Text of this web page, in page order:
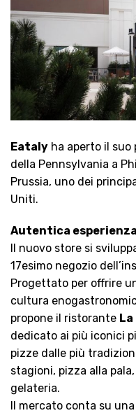
Eataly ha aperto il
della Pennsylvania a
Prussia, uno dei
Uniti.
Autentica
Il nuovo store si
17esimo negozio
Progettato per offrire
cultura
propone il ristorante La
dedicato ai più iconici
pizze dalle più
stagioni, pizza alla
gelateria.
Il mercato conta su